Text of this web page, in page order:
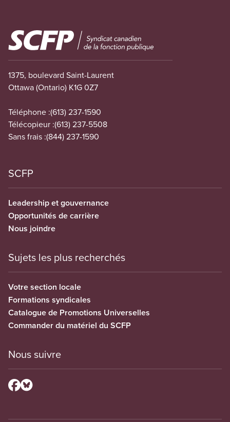
Image
1375, boulevard Saint-Laurent
Ottawa (Ontario) K1G 0Z7
Téléphone :(613) 237-1590
Télécopieur :(613) 237-5508
Sans frais :(844) 237-1590
SCFP
Leadership et gouvernance
Opportunités de carrière
Nous joindre
Sujets les plus recherchés
Votre section locale
Formations syndicales
Catalogue de Promotions Universelles
Commander du matériel du SCFP
Nous suivre